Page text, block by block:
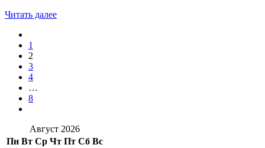
Читать далее
1
2
3
4
…
8
Август 2026
Пн Вт Ср Чт Пт Сб Вс